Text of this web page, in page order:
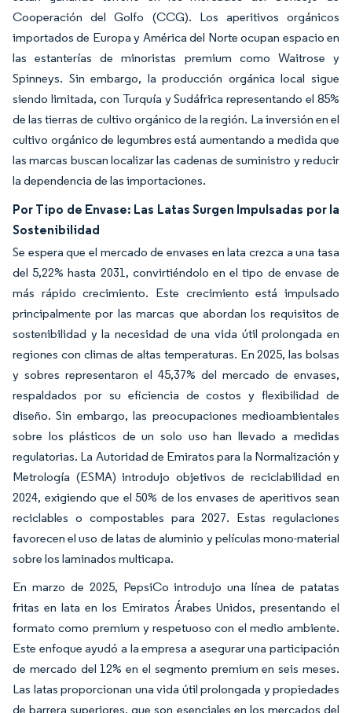
Cooperación del Golfo (CCG). Los aperitivos orgánicos
importados de Europa y América del Norte ocupan espacio en
las estanterías de minoristas premium como Waitrose y
Spinneys. Sin embargo, la producción orgánica local sigue
siendo limitada, con Turquía y Sudáfrica representando el 85%
de las tierras de cultivo orgánico de la región. La inversión en el
cultivo orgánico de legumbres está aumentando a medida que
las marcas buscan localizar las cadenas de suministro y reducir
la dependencia de las importaciones.
Por Tipo de Envase: Las Latas Surgen Impulsadas por la
Sostenibilidad
Se espera que el mercado de envases en lata crezca a una tasa
del 5,22% hasta 2031, convirtiéndolo en el tipo de envase de
más rápido crecimiento. Este crecimiento está impulsado
principalmente por las marcas que abordan los requisitos de
sostenibilidad y la necesidad de una vida útil prolongada en
regiones con climas de altas temperaturas. En 2025, las bolsas
y sobres representaron el 45,37% del mercado de envases,
respaldados por su eficiencia de costos y flexibilidad de
diseño. Sin embargo, las preocupaciones medioambientales
sobre los plásticos de un solo uso han llevado a medidas
regulatorias. La Autoridad de Emiratos para la Normalización y
Metrología (ESMA) introdujo objetivos de reciclabilidad en
2024, exigiendo que el 50% de los envases de aperitivos sean
reciclables o compostables para 2027. Estas regulaciones
favorecen el uso de latas de aluminio y películas mono-material
sobre los laminados multicapa.
En marzo de 2025, PepsiCo introdujo una línea de patatas
fritas en lata en los Emiratos Árabes Unidos, presentando el
formato como premium y respetuoso con el medio ambiente.
Este enfoque ayudó a la empresa a asegurar una participación
de mercado del 12% en el segmento premium en seis meses.
Las latas proporcionan una vida útil prolongada y propiedades
de barrera superiores, que son esenciales en los mercados del